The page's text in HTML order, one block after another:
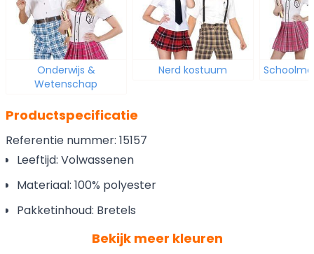
Onderwijs &
Wetenschap
Nerd kostuum
Productspecificatie
Referentie nummer: 15157
Leeftijd: Volwassenen
Materiaal: 100% polyester
Pakketinhoud: Bretels
Bekijk meer kleuren